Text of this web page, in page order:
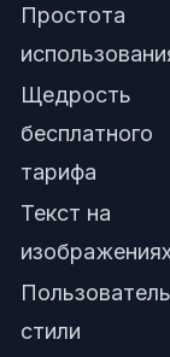
Простота
Щедрость
бесплатного
тарифа
Текст на
стили